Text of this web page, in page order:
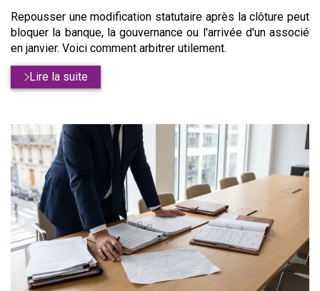
Repousser une modification statutaire après la clôture peut
bloquer la banque, la gouvernance ou l'arrivée d'un associé
en janvier. Voici comment arbitrer utilement.
Lire la suite